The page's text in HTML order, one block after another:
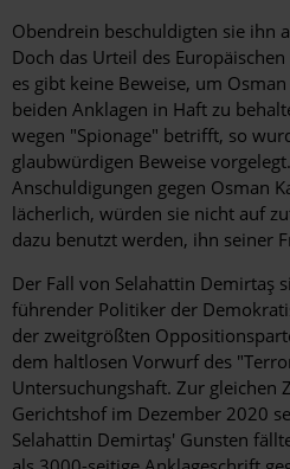
Obendrein beschuldigten sie ihn
Doch das Urteil des
es gibt keine Beweise, um
beiden Anklagen in Haft zu
wegen "Spionage" betrifft, so
glaubwürdigen Beweise
Anschuldigungen gegen Osman
lächerlich, würden sie nicht auf
dazu benutzt werden, ihn seiner
Der Fall von Selahattin Demirtaş
führender Politiker der
der zweitgrößten
dem haltlosen Vorwurf des
Untersuchungshaft. Zur gleichen
Gerichtshof im Dezember 2020
Selahattin Demirtaş' Gunsten